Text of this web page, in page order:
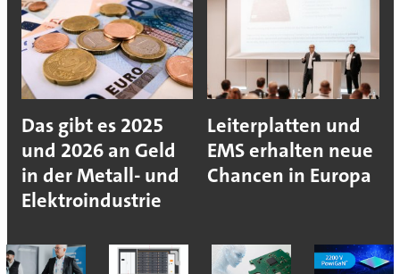
Das gibt es 2025
und 2026 an Geld
in der Metall- und
Elektroindustrie
Leiterplatten und
EMS erhalten neue
Chancen in Europa